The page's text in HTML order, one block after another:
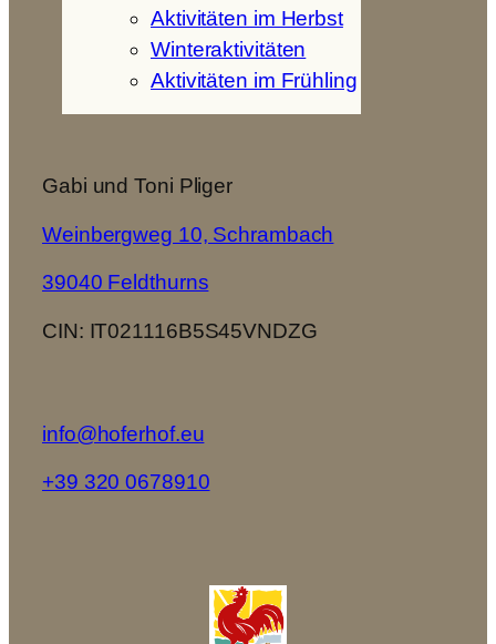
Aktivitäten im Herbst
Winteraktivitäten
Aktivitäten im Frühling
Hofer Hof
Gabi und Toni Pliger
Weinbergweg 10, Schrambach
39040 Feldthurns
CIN: IT021116B5S45VNDZG
info@hoferhof.eu
+39 320 0678910